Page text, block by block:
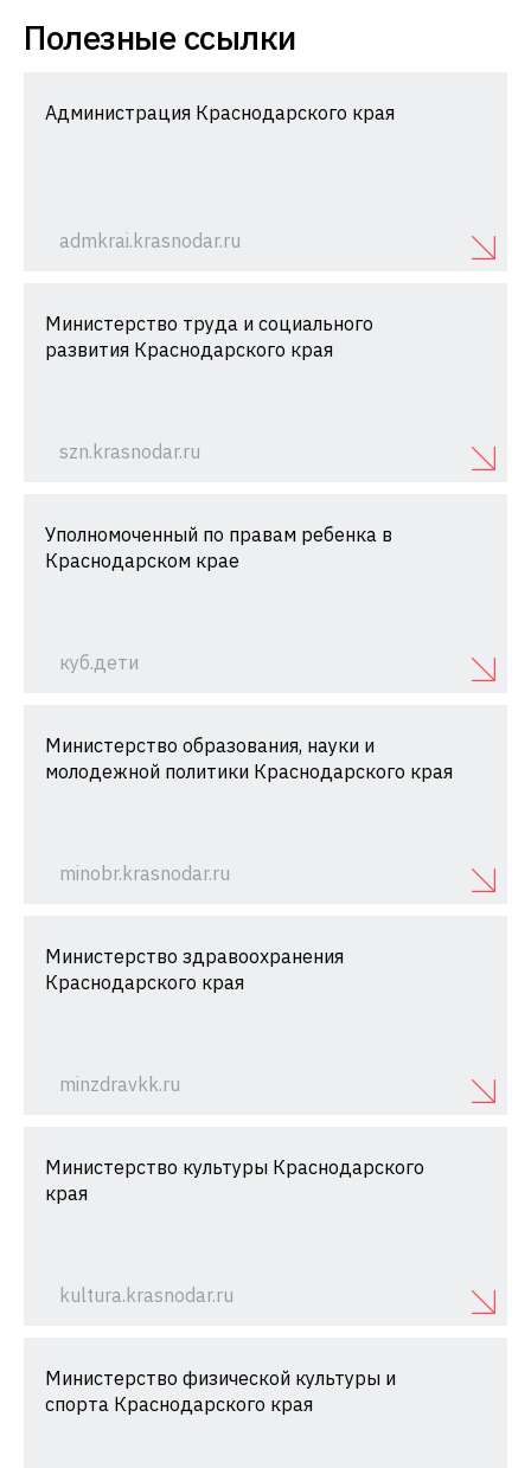
Полезные ссылки
Администрация Краснодарского края
admkrai.krasnodar.ru
Министерство труда и социального
развития Краснодарского края
szn.krasnodar.ru
Уполномоченный по правам ребенка в
Краснодарском крае
куб.дети
Министерство образования, науки и
молодежной политики Краснодарского края
minobr.krasnodar.ru
Министерство здравоохранения
Краснодарского края
minzdravkk.ru
Министерство культуры Краснодарского
края
kultura.krasnodar.ru
Министерство физической культуры и
спорта Краснодарского края